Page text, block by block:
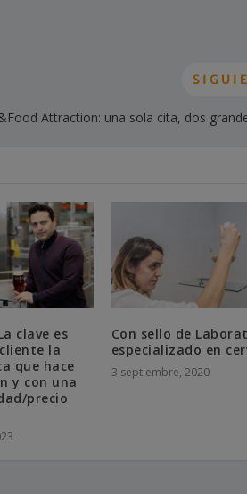
Attraction: una sola cita, dos
clave es
la
que hace
y con una
precio
Con sello de
especializado en
3 septiembre, 2020